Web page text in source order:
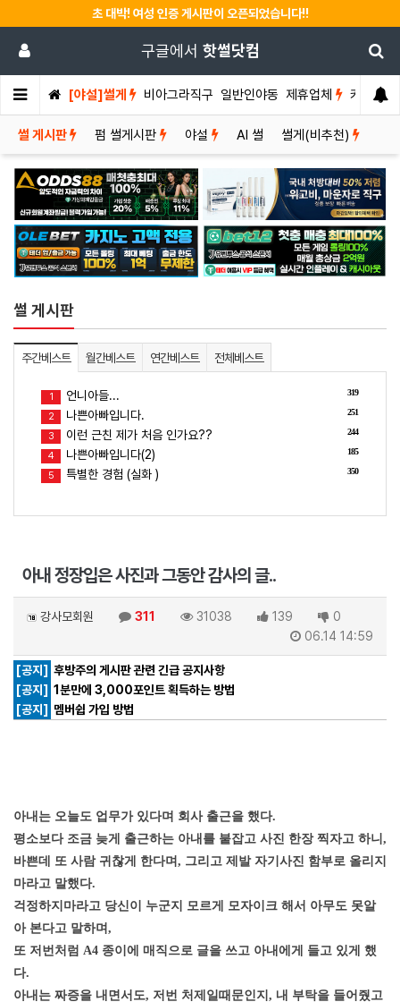
초 대박! 여성 인증 게시판이 오픈되었습니다!!
구글에서 핫썰닷컴
[야설]썰게 비아그라직구 일반인야동 제휴업체 커뮤니티
썰 게시판 펌 썰게시판 야설 AI 썰 썰게(비추천)
썰 게시판
주간베스트 월간베스트 연간베스트 전체베스트
319
1 언니아들...
251
2 나쁜아빠입니다.
244
3 이런 근친 제가 처음 인가요??
185
4 나쁜아빠입니다(2)
350
5 특별한 경험 (실화 )
아내 정장입은 사진과 그동안 감사의 글..
강사모회원 311 31038 139
0
06.14 14:59
[공지] 후방주의 게시판 관련 긴급 공지사항
[공지] 1분만에 3,000포인트 획득하는 방법
[공지]
멤버쉽 가입 방법
아내는 오늘도 업무가 있다며 회사 출근을 했다.
평소보다 조금 늦게 출근하는 아내를 붙잡고 사진 한장 찍자고 하니,
바쁜데 또 사람 귀찮게 한다며, 그리고 제발 자기사진 함부로 올리지
마라고 말했다.
걱정하지마라고 당신이 누군지 모르게 모자이크 해서 아무도 못알
아 본다고 말하며,
또 저번처럼 A4 종이에 매직으로 글을 쓰고 아내에게 들고 있게 했
다.
아내는 짜증을 내면서도, 저번 처제일때문인지, 내 부탁을 들어줬고